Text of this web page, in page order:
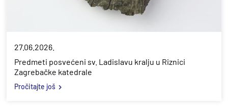
27.06.2026.
Predmeti posvećeni sv. Ladislavu kralju u Riznici
Zagrebačke katedrale
Pročitajte još